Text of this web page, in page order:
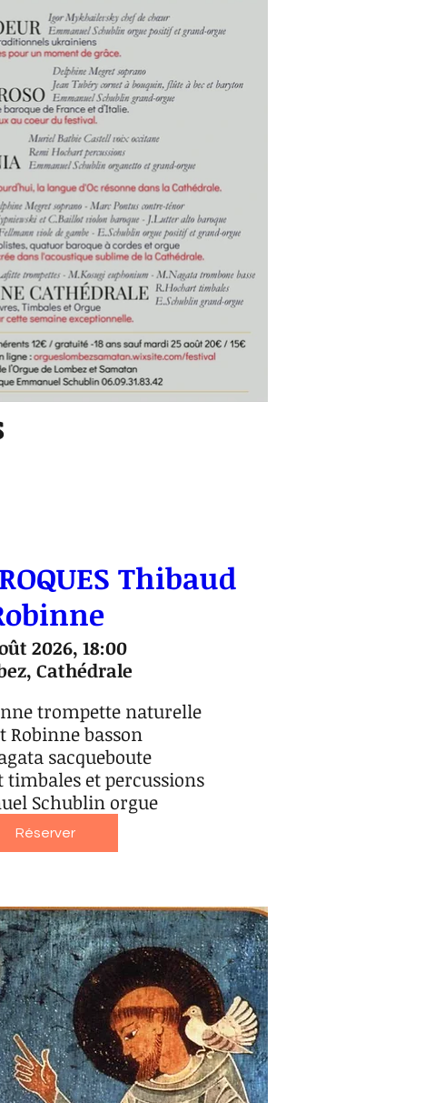
Thibaud
2026, 18:00
Cathédrale
trompette naturelle
Robinne basson
sacqueboute
timbales et percussions
Schublin orgue
Réserver